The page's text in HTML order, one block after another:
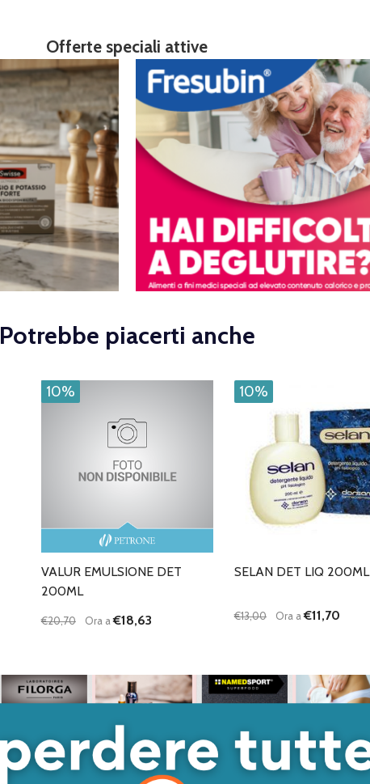
Offerte speciali attive
Potrebbe piacerti anche
10%
VALUR EMULSIONE DET
200ML
€20,70 Ora a€18,63
10%
SELAN DET LIQ 200ML
€13,00 Ora a€11,70